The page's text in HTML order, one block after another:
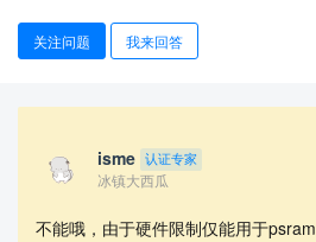
关注问题 我来回答
isme 认证专家
冰镇大西瓜
不能哦，由于硬件限制仅能用于psram